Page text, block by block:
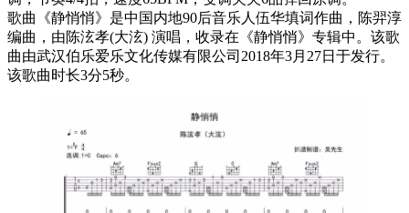
歌曲《静悄悄》是中国内地90后音乐人伍华填词作曲，陈羿淳
编曲，由陈泫孝(大泫) 演唱，收录在《静悄悄》专辑中。该歌
曲由武汉伯乐爱乐文化传媒有限公司2018年3月27日于发行。
该歌曲时长3分5秒。